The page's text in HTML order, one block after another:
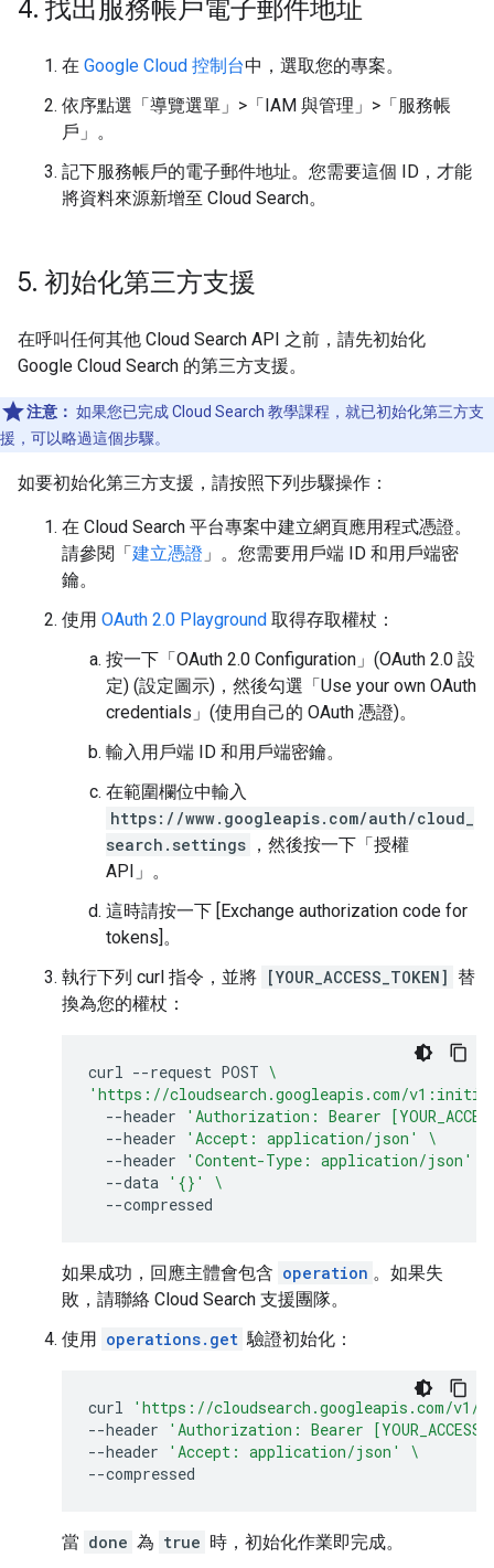
4. 找出服務帳戶電子郵件地址
在 Google Cloud 控制台中，選取您的專案。
依序點選「導覽選單」 >「IAM 與管理」 >「服務帳
戶」 。
記下服務帳戶的電子郵件地址。您需要這個 ID，才能
將資料來源新增至 Cloud Search。
5. 初始化第三方支援
在呼叫任何其他 Cloud Search API 之前，請先初始化
Google Cloud Search 的第三方支援。
注意： 如果您已完成 Cloud Search 教學課程，就已初始化第三方支
援，可以略過這個步驟。
如要初始化第三方支援，請按照下列步驟操作：
在 Cloud Search 平台專案中建立網頁應用程式憑證。
請參閱「建立憑證 」。您需要用戶端 ID 和用戶端密
鑰。
使用 OAuth 2.0 Playground 取得存取權杖：
按一下「OAuth 2.0 Configuration」(OAuth 2.0 設
定) (設定圖示)，然後勾選「Use your own OAuth
credentials」(使用自己的 OAuth 憑證)。
輸入用戶端 ID 和用戶端密鑰。
在範圍欄位中輸入
https://www.googleapis.com/auth/cloud_
search.settings ，然後按一下「授權
API」 。
這時請按一下 [Exchange authorization code for
tokens]。
執行下列 curl 指令，並將 [YOUR_ACCESS_TOKEN] 替
換為您的權杖：
curl --request POST \
'https://cloudsearch.googleapis.com/
--header
'Authorization: Bearer
--header
'Accept: application/json'
\
--header
'Content-Type: application/json'
--data '{}'
\
如果成功，回應主體會包含 operation 。如果失
敗，請聯絡 Cloud Search 支援團隊。
使用 operations.get 驗證初始化：
curl
'https://cloudsearch.googleapis.com/v1/
--header
'Authorization: Bearer
--header
'Accept: application/json'
\
當 done 為 true 時，初始化作業即完成。